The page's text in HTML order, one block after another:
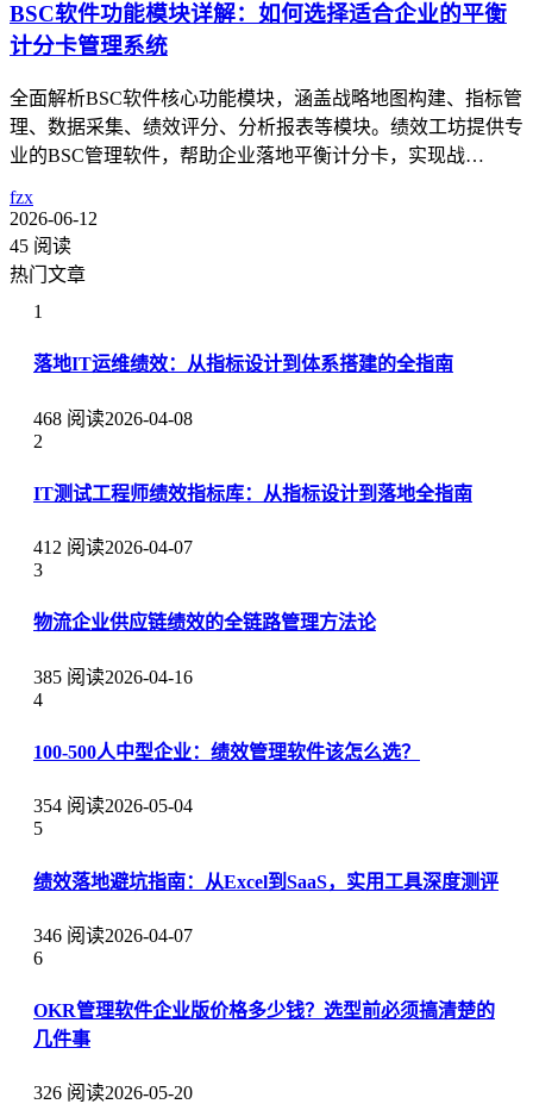
BSC软件功能模块详解：如何选择适合企业的平衡
计分卡管理系统
全面解析BSC软件核心功能模块，涵盖战略地图构建、指标管
理、数据采集、绩效评分、分析报表等模块。绩效工坊提供专
业的BSC管理软件，帮助企业落地平衡计分卡，实现战…
fzx
2026-06-12
45 阅读
热门文章
1
落地IT运维绩效：从指标设计到体系搭建的全指南
468 阅读2026-04-08
2
IT测试工程师绩效指标库：从指标设计到落地全指南
412 阅读2026-04-07
3
物流企业供应链绩效的全链路管理方法论
385 阅读2026-04-16
4
100-500人中型企业：绩效管理软件该怎么选？
354 阅读2026-05-04
5
绩效落地避坑指南：从Excel到SaaS，实用工具深度测评
346 阅读2026-04-07
6
OKR管理软件企业版价格多少钱？选型前必须搞清楚的
几件事
326 阅读2026-05-20